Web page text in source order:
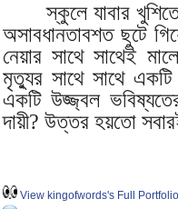
স্কুলে যাবার
অসাবধানতাবশত ছুটে
নেয়ার সাথে সাথেই
মৃত্যুর সাথে সাথে
একটি উজ্জ্বল
দায়ী? উত্তর হয়তো
View kingofwords's Full Portfolio